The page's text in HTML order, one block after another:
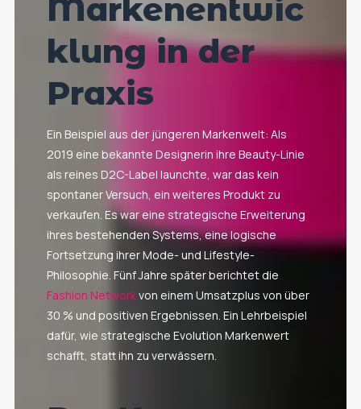
Markenentwic
klung in der
Praxis
Ein Beispiel aus der jüngeren Markenwelt: Als
2019 eine bekannte Designerin ihre Beauty-Linie
als reines D2C-Label launchte, war das kein
spontaner Versuch, ein weiteres Produkt zu
verkaufen. Es war eine strategische Erweiterung
ihres bestehenden Systems, eine logische
Fortsetzung ihrer Mode- und Lifestyle-
Philosophie. Fünf Jahre später berichtet die
Fashion Networkvon einem Umsatzplus von über
30 % und positiven Ergebnissen. Ein Lehrbeispiel
dafür, wie strategische Evolution Markenwert
schafft, statt ihn zu verwässern.